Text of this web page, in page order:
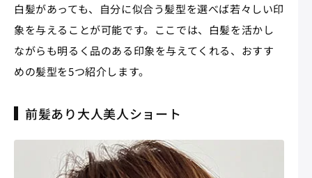
白髪があっても、自分に似合う髪型を選べば若々しい印
象を与えることが可能です。ここでは、白髪を活かし
ながらも明るく品のある印象を与えてくれる、おすす
めの髪型を5つ紹介します。
前髪あり大人美人ショート